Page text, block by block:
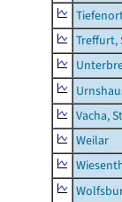
Treffurt,
Vacha,
Weilar